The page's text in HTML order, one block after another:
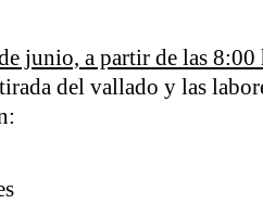
junio, a partir de las 8:00
del vallado y las